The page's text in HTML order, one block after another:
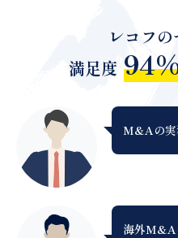
レコフ
満足度
M&Aの実
海外M&A